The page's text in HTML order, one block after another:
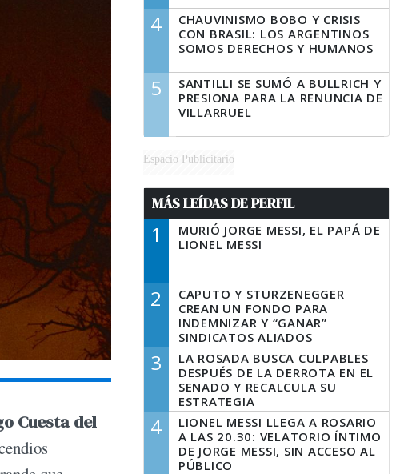
Cuesta del
4
CHAUVINISMO BOBO Y CRISIS
CON BRASIL: LOS ARGENTINOS
SOMOS DERECHOS Y HUMANOS
5
SANTILLI SE SUMÓ A BULLRICH Y
PRESIONA PARA LA RENUNCIA DE
VILLARRUEL
Espacio Publicitario
MÁS LEÍDAS DE PERFIL
1
MURIÓ JORGE MESSI, EL PAPÁ DE
LIONEL MESSI
2
CAPUTO Y STURZENEGGER
CREAN UN FONDO PARA
INDEMNIZAR Y “GANAR”
SINDICATOS ALIADOS
3
LA ROSADA BUSCA CULPABLES
DESPUÉS DE LA DERROTA EN EL
SENADO Y RECALCULA SU
ESTRATEGIA
4
LIONEL MESSI LLEGA A ROSARIO
A LAS 20.30: VELATORIO ÍNTIMO
DE JORGE MESSI, SIN ACCESO AL
PÚBLICO